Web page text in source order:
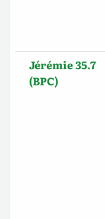
Jérémie 35.7
(BPC)